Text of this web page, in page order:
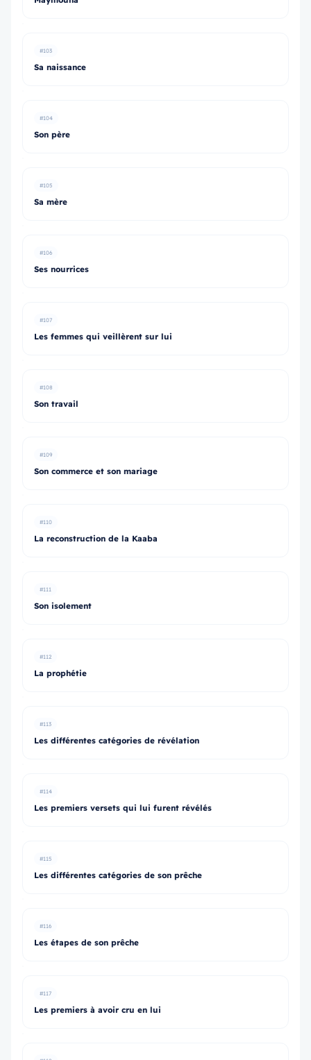
#103
Sa naissance
#104
Son père
#105
Sa mère
#106
Ses nourrices
#107
Les femmes qui veillèrent sur lui
#108
Son travail
#109
Son commerce et son mariage
#110
La reconstruction de la Kaaba
#111
Son isolement
#112
La prophétie
#113
Les différentes catégories de révélation
#114
Les premiers versets qui lui furent révélés
#115
Les différentes catégories de son prêche
#116
Les étapes de son prêche
#117
Les premiers à avoir cru en lui